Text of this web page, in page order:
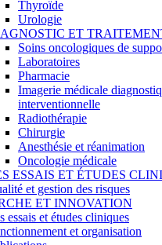
Thyroïde
Urologie
ET
Soins oncologiques de
Laboratoires
Pharmacie
Imagerie médicale
interventionnelle
Radiothérapie
Chirurgie
Anesthésie et réanimation
Oncologie médicale
ESSAIS ET ÉTUDES
et gestion des risques
ET INNOVATION
essais et études cliniques
et organisation